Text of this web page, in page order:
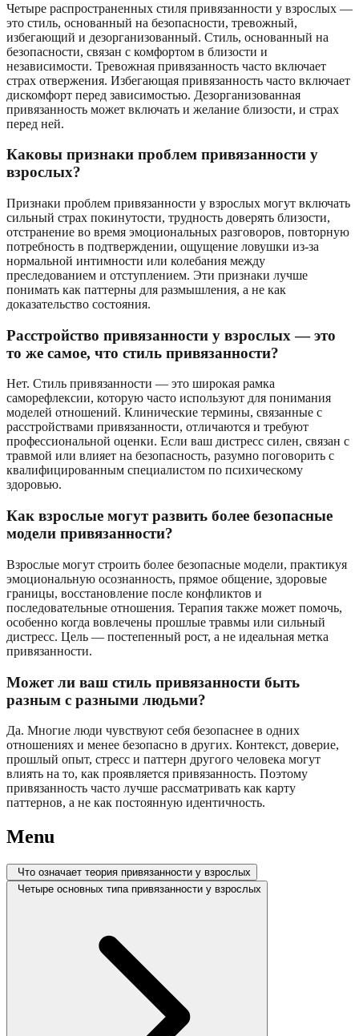
Четыре распространенных стиля привязанности у взрослых —
это стиль, основанный на безопасности, тревожный,
избегающий и дезорганизованный. Стиль, основанный на
безопасности, связан с комфортом в близости и
независимости. Тревожная привязанность часто включает
страх отвержения. Избегающая привязанность часто включает
дискомфорт перед зависимостью. Дезорганизованная
привязанность может включать и желание близости, и страх
перед ней.
Каковы признаки проблем привязанности у
взрослых?
Признаки проблем привязанности у взрослых могут включать
сильный страх покинутости, трудность доверять близости,
отстранение во время эмоциональных разговоров, повторную
потребность в подтверждении, ощущение ловушки из-за
нормальной интимности или колебания между
преследованием и отступлением. Эти признаки лучше
понимать как паттерны для размышления, а не как
доказательство состояния.
Расстройство привязанности у взрослых — это
то же самое, что стиль привязанности?
Нет. Стиль привязанности — это широкая рамка
саморефлексии, которую часто используют для понимания
моделей отношений. Клинические термины, связанные с
расстройствами привязанности, отличаются и требуют
профессиональной оценки. Если ваш дистресс силен, связан с
травмой или влияет на безопасность, разумно поговорить с
квалифицированным специалистом по психическому
здоровью.
Как взрослые могут развить более безопасные
модели привязанности?
Взрослые могут строить более безопасные модели, практикуя
эмоциональную осознанность, прямое общение, здоровые
границы, восстановление после конфликтов и
последовательные отношения. Терапия также может помочь,
особенно когда вовлечены прошлые травмы или сильный
дистресс. Цель — постепенный рост, а не идеальная метка
привязанности.
Может ли ваш стиль привязанности быть
разным с разными людьми?
Да. Многие люди чувствуют себя безопаснее в одних
отношениях и менее безопасно в других. Контекст, доверие,
прошлый опыт, стресс и паттерн другого человека могут
влиять на то, как проявляется привязанность. Поэтому
привязанность часто лучше рассматривать как карту
паттернов, а не как постоянную идентичность.
Menu
Что означает теория привязанности у взрослых
Четыре основных типа привязанности у взрослых